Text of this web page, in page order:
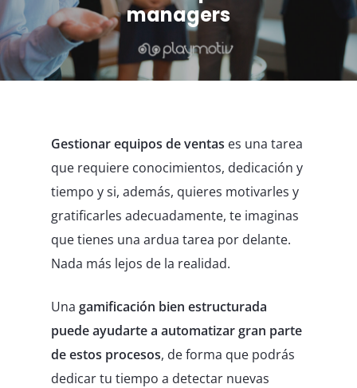
managers
Gestionar equipos de ventas es una tarea
que requiere conocimientos, dedicación y
tiempo y si, además, quieres motivarles y
gratificarles adecuadamente, te imaginas
que tienes una ardua tarea por delante.
Nada más lejos de la realidad.
Unagamificación bien estructurada
puede ayudarte a automatizar gran parte
de estos procesos, de forma que podrás
dedicar tu tiempo a detectar nuevas